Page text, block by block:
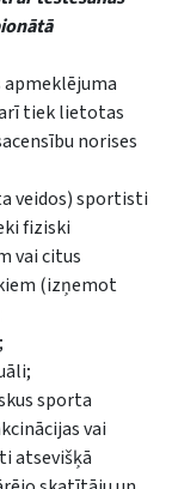
apmeklējuma
tiek lietotas
norises
veidos) sportisti
fiziski
vai citus
(izņemot
sporta
vai
atsevišķā